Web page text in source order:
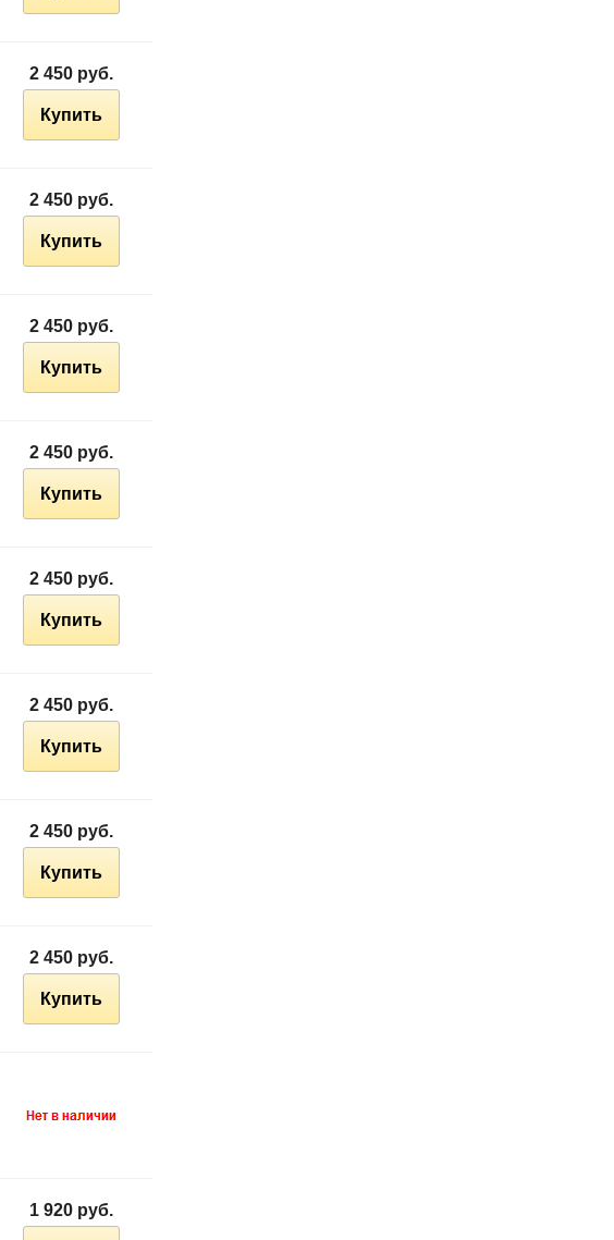
2 450 руб.
Купить
2 450 руб.
Купить
2 450 руб.
Купить
2 450 руб.
Купить
2 450 руб.
Купить
2 450 руб.
Купить
2 450 руб.
Купить
2 450 руб.
Купить
1 920 руб.